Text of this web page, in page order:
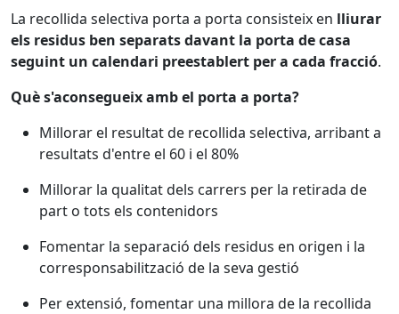
La recollida selectiva porta a porta consisteix en lliurar
els residus ben separats davant la porta de casa
seguint un calendari preestablert per a cada fracció.
Què s'aconsegueix amb el porta a porta?
Millorar el resultat de recollida selectiva, arribant a
resultats d'entre el 60 i el 80%
Millorar la qualitat dels carrers per la retirada de
part o tots els contenidors
Fomentar la separació dels residus en origen i la
corresponsabilització de la seva gestió
Per extensió, fomentar una millora de la recollida